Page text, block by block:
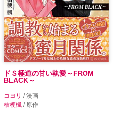
ドＳ極道の甘い執愛～FROM
BLACK～
コヨリ / 漫画
桔梗楓 / 原作